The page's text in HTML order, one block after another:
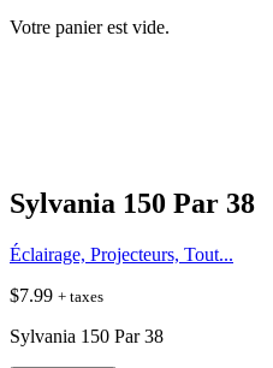
Votre panier est vide.
Sylvania 150 Par 38
Éclairage, Projecteurs, Tout...
$7.99 + taxes
Sylvania 150 Par 38